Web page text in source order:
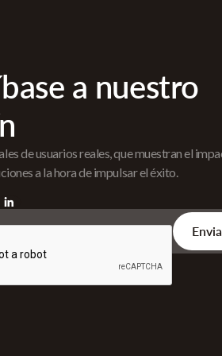
a nuestro
de usuarios reales, que muestran el
a la hora de impulsar el éxito.